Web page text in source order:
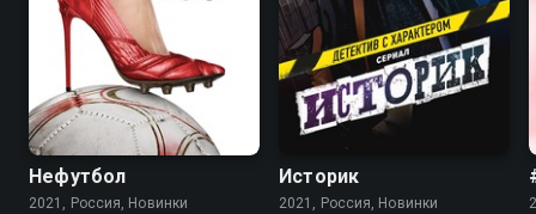
Нефутбол
2021, Россия, Новинки
Историк
2021, Россия, Новинки